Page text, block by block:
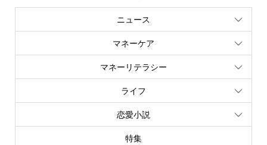
ニュース
マネーケア
マネーリテラシー
ライフ
恋愛小説
特集